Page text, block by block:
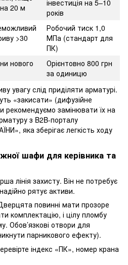
20 м
інвестиція на 5–10
років
>30
Робочий тиск 1,0
МПа (стандарт для
ПК)
нового
Орієнтовно 800 грн
за одиницю
увагу слід приділяти арматурі.
«закисати» (дифузійне
замінювати їх на
з B2B-порталу
яка зберігає легкість ходу
шафи для керівника та
лінія захисту. Він не потребує
рятує активи.
повинні мати прозоре
комплектацію, і цілу пломбу
Обов’язкові отвори для
парникового ефекту).
індекс «ПК», номер крана